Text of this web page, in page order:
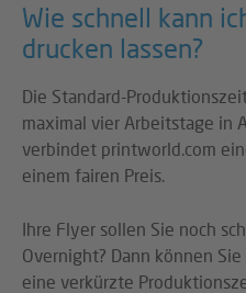
Wie schnell kann
drucken lassen?
Die Standard-
maximal vier Arbeitstage in
verbindet printworld.com
einem fairen Preis.
Ihre Flyer sollen Sie noch
Overnight? Dann können
eine verkürzte